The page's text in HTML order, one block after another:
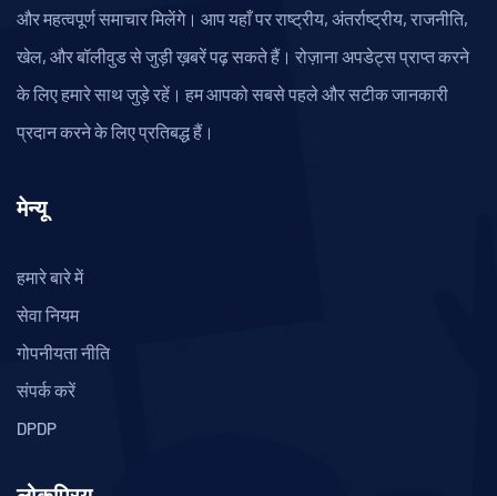
और महत्वपूर्ण समाचार मिलेंगे। आप यहाँ पर राष्ट्रीय, अंतर्राष्ट्रीय, राजनीति,
खेल, और बॉलीवुड से जुड़ी ख़बरें पढ़ सकते हैं। रोज़ाना अपडेट्स प्राप्त करने
के लिए हमारे साथ जुड़े रहें। हम आपको सबसे पहले और सटीक जानकारी
प्रदान करने के लिए प्रतिबद्ध हैं।
मेन्यू
हमारे बारे में
सेवा नियम
गोपनीयता नीति
संपर्क करें
DPDP